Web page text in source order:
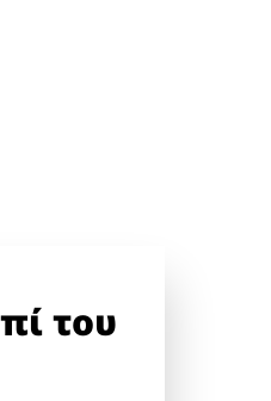
του